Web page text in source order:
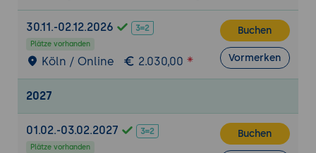
Drucken, Exportieren und Weitergeben von
Zeichnungen
Exportformate wie PDF, DWG, DXF einfach
KI-Prüfung auf Druckeignung,
Maßstabsfehler und Seitenaufteilung
Tipps für Übergabe an Planungsbüros oder
30.11.-02.12.2026
Plätze vorhanden
Köln / Online 2.030,00
Buchen
Vormerken
2027
01.02.-03.02.2027
Plätze vorhanden
Buchen